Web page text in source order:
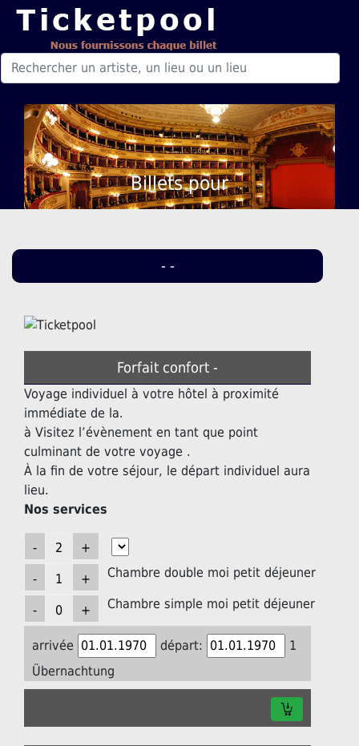
Billets pour
- -
Forfait confort -
Voyage individuel à votre hôtel à proximité
immédiate de la.
à Visitez l’évènement en tant que point
culminant de votre voyage .
À la fin de votre séjour, le départ individuel aura
lieu.
Nos services
Chambre double moi petit déjeuner
Chambre simple moi petit déjeuner
arrivée départ:
1
Übernachtung